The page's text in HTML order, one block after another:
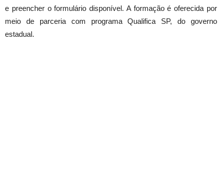
e preencher o formulário disponível. A formação é oferecida por
meio de parceria com programa Qualifica SP, do governo
estadual.